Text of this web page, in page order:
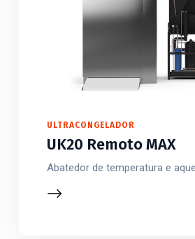
ULTRACONGELADOR
UK20 Remoto MAX
Abatedor de temperatura e